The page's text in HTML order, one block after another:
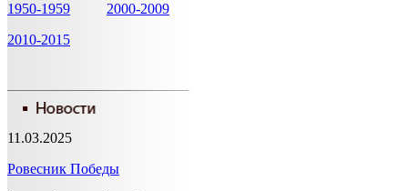
1950-1959
2000-2009
2010-2015
11.03.2025
Ровесник Победы